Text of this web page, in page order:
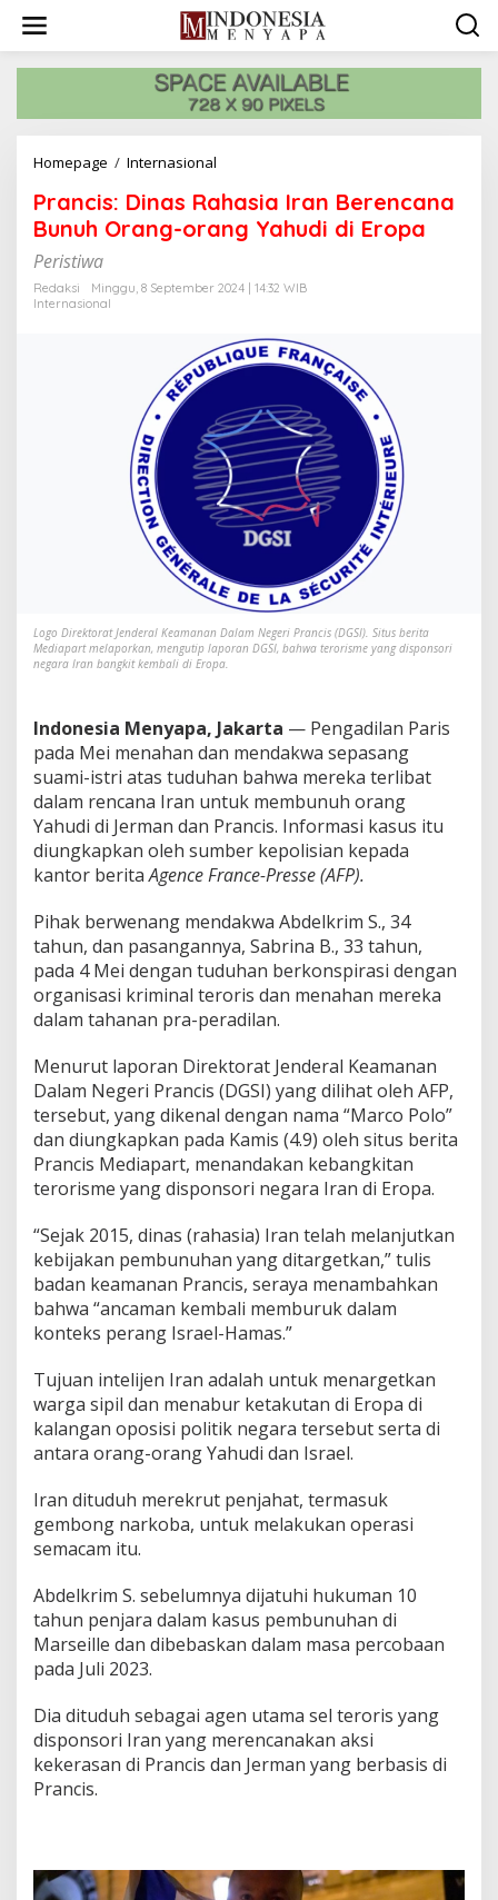
w
Homepage / Internasional
a
n
c
s
i
n
a
R
a
h
a
s
i
r
a
B
e
n
c
a
n
a
B
u
n
u
O
r
a
n
g
-
r
a
n
g
Y
a
h
i
d
i
E
o
a
Prancis: Dinas Rahasia Iran Berencana
Bunuh Orang-orang Yahudi di Eropa
Peristiwa
Redaksi
Minggu, 8 September 2024 | 14:32 WIB
Internasional
Logo Direktorat Jenderal Keamanan Dalam Negeri Prancis (DGSI). Situs berita
Mediapart melaporkan, mengutip laporan DGSI, bahwa terorisme yang disponsori
negara Iran bangkit kembali di Eropa.
Indonesia Menyapa, Jakarta — Pengadilan Paris
pada Mei menahan dan mendakwa sepasang
suami-istri atas tuduhan bahwa mereka terlibat
dalam rencana Iran untuk membunuh orang
Yahudi di Jerman dan Prancis. Informasi kasus itu
diungkapkan oleh sumber kepolisian kepada
kantor beritaAgence France-Presse (AFP).
Pihak berwenang mendakwa Abdelkrim S., 34
tahun, dan pasangannya, Sabrina B., 33 tahun,
pada 4 Mei dengan tuduhan berkonspirasi dengan
organisasi kriminal teroris dan menahan mereka
dalam tahanan pra-peradilan.
Menurut laporan Direktorat Jenderal Keamanan
Dalam Negeri Prancis (DGSI) yang dilihat oleh AFP,
tersebut, yang dikenal dengan nama “Marco Polo”
dan diungkapkan pada Kamis (4.9) oleh situs berita
Prancis Mediapart, menandakan kebangkitan
terorisme yang disponsori negara Iran di Eropa.
“Sejak 2015, dinas (rahasia) Iran telah melanjutkan
kebijakan pembunuhan yang ditargetkan,” tulis
badan keamanan Prancis, seraya menambahkan
bahwa “ancaman kembali memburuk dalam
konteks perang Israel-Hamas.”
Tujuan intelijen Iran adalah untuk menargetkan
warga sipil dan menabur ketakutan di Eropa di
kalangan oposisi politik negara tersebut serta di
antara orang-orang Yahudi dan Israel.
Iran dituduh merekrut penjahat, termasuk
gembong narkoba, untuk melakukan operasi
semacam itu.
Abdelkrim S. sebelumnya dijatuhi hukuman 10
tahun penjara dalam kasus pembunuhan di
Marseille dan dibebaskan dalam masa percobaan
pada Juli 2023.
Dia dituduh sebagai agen utama sel teroris yang
disponsori Iran yang merencanakan aksi
kekerasan di Prancis dan Jerman yang berbasis di
Prancis.